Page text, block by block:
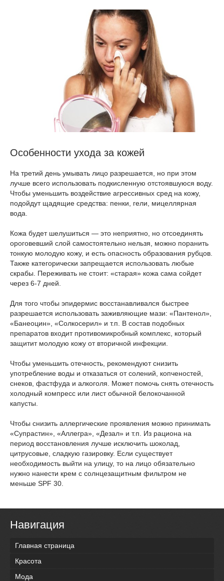
Особенности ухода за кожей
На третий день умывать лицо разрешается, но при этом
лучше всего использовать подкисленную отстоявшуюся воду.
Чтобы уменьшить воздействие агрессивных сред на кожу,
подойдут щадящие средства: пенки, гели, мицеллярная
вода.
Кожа будет шелушиться — это неприятно, но отсоединять
ороговевший слой самостоятельно нельзя, можно поранить
тонкую молодую кожу, и есть опасность образования рубцов.
Также категорически запрещается использовать любые
скрабы. Переживать не стоит: «старая» кожа сама сойдет
через 6-7 дней.
Для того чтобы эпидермис восстанавливался быстрее
разрешается использовать заживляющие мази: «Пантенол»,
«Банеоцин», «Солкосерил» и т.п. В состав подобных
препаратов входит противомикробный комплекс, который
защитит молодую кожу от вторичной инфекции.
Чтобы уменьшить отечность, рекомендуют снизить
употребление воды и отказаться от солений, копченостей,
снеков, фастфуда и алкоголя. Может помочь снять отечность
холодный компресс или лист обычной белокочанной
капусты.
Чтобы снизить аллергические проявления можно принимать
«Супрастин», «Аллегра», «Дезал» и т.п. Из рациона на
период восстановления лучше исключить шоколад,
цитрусовые, сладкую газировку. Если существует
необходимость выйти на улицу, то на лицо обязательно
нужно нанести крем с солнцезащитным фильтром не
меньше SPF 30.
Навигация
Главная страница
Красота
Мода